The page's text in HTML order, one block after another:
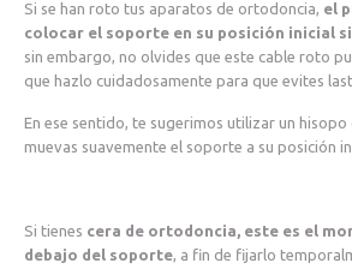
Si se han roto tus aparatos de ortodoncia, el
colocar el soporte en su posición inicial
sin embargo, no olvides que este cable roto
que hazlo cuidadosamente para que evites
En ese sentido, te sugerimos utilizar un
muevas suavemente el soporte a su posición
Si tienes cera de ortodoncia, este es el
debajo del soporte, a fin de fijarlo